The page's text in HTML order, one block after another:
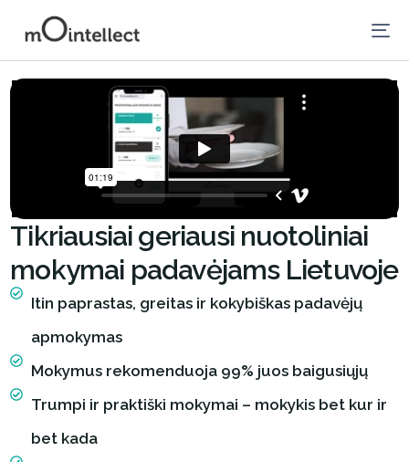
Tikriausiai geriausi nuotoliniai
mokymai padavėjams Lietuvoje
Itin paprastas, greitas ir kokybiškas padavėjų
apmokymas
Mokymus rekomenduoja 99% juos baigusiųjų
Trumpi ir praktiški mokymai – mokykis bet kur ir
bet kada
POPULIARU